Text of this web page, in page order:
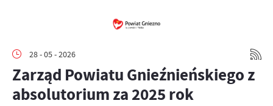
28 - 05 - 2026
Zarząd Powiatu Gnieźnieńskiego z
absolutorium za 2025 rok